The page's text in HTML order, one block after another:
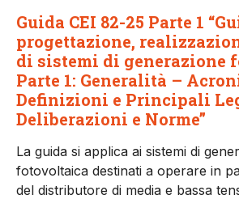
Guida CEI 82-25 Parte 1
progettazione,
di sistemi di generazione
Parte 1: Generalità –
Definizioni e Principali
Deliberazioni e Norme”
La guida si applica ai sistemi di
fotovoltaica desti­nati a operare in
del distributore di media e bas­sa